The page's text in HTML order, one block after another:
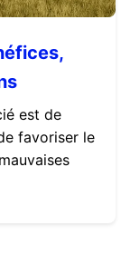
est de
favoriser le